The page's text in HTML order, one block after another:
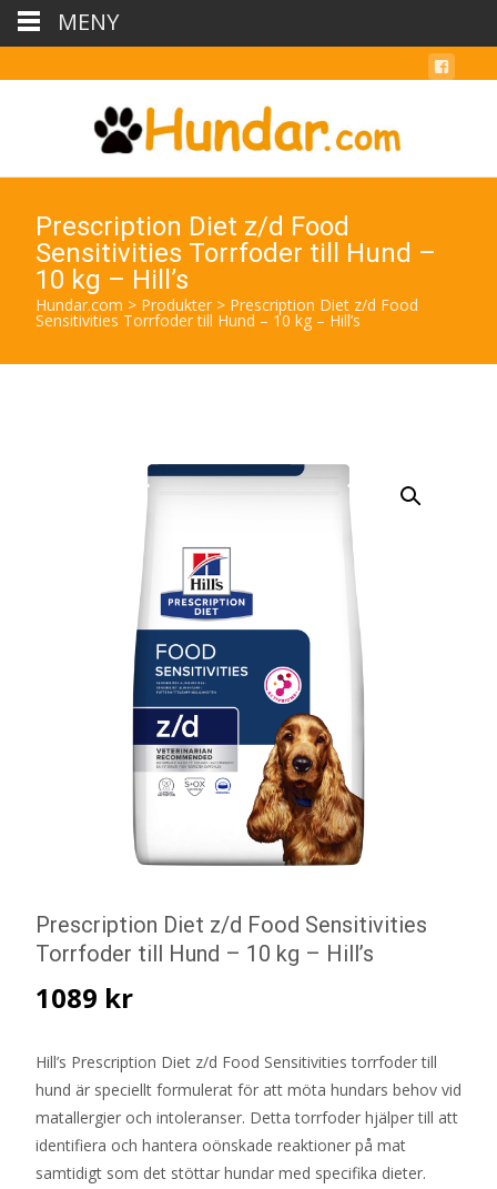
Prescription Diet z/d Food
Sensitivities Torrfoder till Hund –
10 kg – Hill’s
Hundar.com > Produkter > Prescription Diet z/d Food
Sensitivities Torrfoder till Hund – 10 kg – Hill’s
Prescription Diet z/d Food Sensitivities
Torrfoder till Hund – 10 kg – Hill’s
1089 kr
Hill’s Prescription Diet z/d Food Sensitivities torrfoder till
hund är speciellt formulerat för att möta hundars behov vid
matallergier och intoleranser. Detta torrfoder hjälper till att
identifiera och hantera oönskade reaktioner på mat
samtidigt som det stöttar hundar med specifika dieter.
MENY